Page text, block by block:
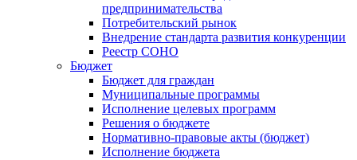
предпринимательства
Потребительский рынок
Внедрение стандарта развития конкуренции
Реестр СОНО
Бюджет
Бюджет для граждан
Муниципальные программы
Исполнение целевых программ
Решения о бюджете
Нормативно-правовые акты (бюджет)
Исполнение бюджета